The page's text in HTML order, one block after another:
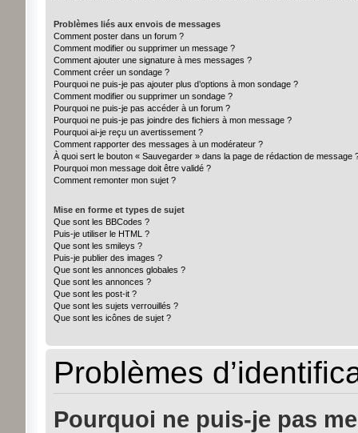
Problèmes liés aux envois de messages
Comment poster dans un forum ?
Comment modifier ou supprimer un message ?
Comment ajouter une signature à mes messages ?
Comment créer un sondage ?
Pourquoi ne puis-je pas ajouter plus d’options à mon sondage ?
Comment modifier ou supprimer un sondage ?
Pourquoi ne puis-je pas accéder à un forum ?
Pourquoi ne puis-je pas joindre des fichiers à mon message ?
Pourquoi ai-je reçu un avertissement ?
Comment rapporter des messages à un modérateur ?
À quoi sert le bouton « Sauvegarder » dans la page de rédaction de message
Pourquoi mon message doit être validé ?
Comment remonter mon sujet ?
Mise en forme et types de sujet
Que sont les BBCodes ?
Puis-je utiliser le HTML ?
Que sont les smileys ?
Puis-je publier des images ?
Que sont les annonces globales ?
Que sont les annonces ?
Que sont les post-it ?
Que sont les sujets verrouillés ?
Que sont les icônes de sujet ?
Problèmes
Pourquoi ne puis-je pas